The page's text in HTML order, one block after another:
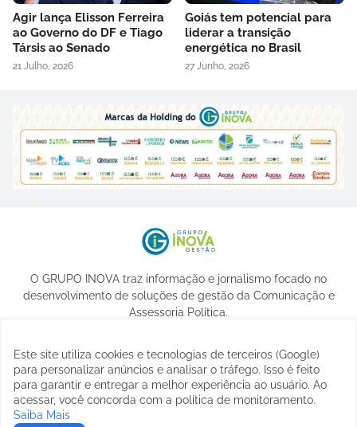
Agir lança Elisson Ferreira
ao Governo do DF e Tiago
Társis ao Senado
21 Julho, 2026
Goiás tem potencial para
liderar a transição
energética no Brasil
27 Junho, 2026
O GRUPO INOVA traz informação e jornalismo focado no
desenvolvimento de soluções de gestão da Comunicação e
Assessoria Política.
Este site utiliza cookies e tecnologias de terceiros (Google)
para personalizar anúncios e analisar o tráfego. Isso é feito
para garantir e entregar a melhor experiência ao usuário. Ao
acessar, você concorda com a política de monitoramento.
Saiba Mais